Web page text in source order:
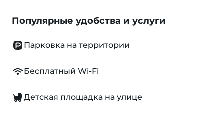
Популярные удобства и услуги
Парковка на территории
Бесплатный Wi-Fi
Детская площадка на улице